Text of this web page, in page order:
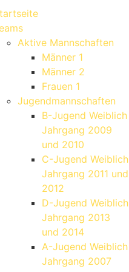
Aktive Mannschaften
Männer 1
Männer 2
Frauen 1
Jugendmannschaften
B-Jugend Weiblich
Jahrgang 2009
und 2010
C-Jugend Weiblich
Jahrgang 2011 und
2012
D-Jugend Weiblich
Jahrgang 2013
und 2014
A-Jugend Weiblich
Jahrgang 2007